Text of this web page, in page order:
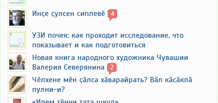
Инҫе ҫулсен сиплевӗ 4
УЗИ почек: как проходит исследование, что
показывает и как подготовиться
Новая книга народного художника Чувашии
Валерия Северянина
2
Чӗлхене мӗн ҫӑлса хӑварайрать? Вӑл кӑсӑклӑ
пулни-и?